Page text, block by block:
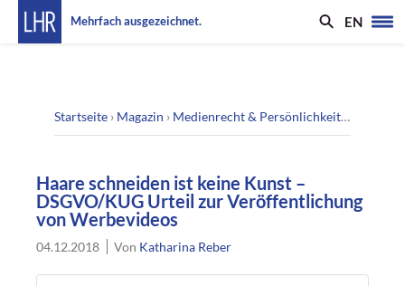
Mehrfach ausgezeichnet. EN
Startseite › Magazin › Medienrecht & Persönlichkeitsrecht
Haare schneiden ist keine Kunst –
DSGVO/KUG Urteil zur Veröffentlichung
von Werbevideos
04.12.2018 Von Katharina Reber